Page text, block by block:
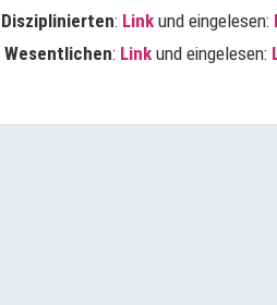
Disziplinierten: Link und eingelesen:
Wesentlichen: Link und eingelesen: